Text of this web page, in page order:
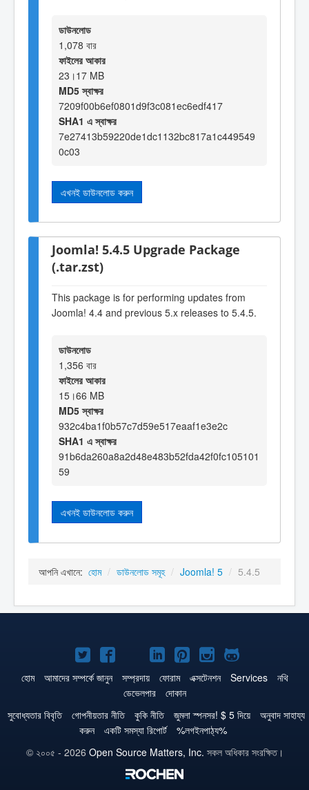
ডাউনলোড
1,078 বার
ফাইলের আকার
23।17 MB
MD5 স্বাক্ষর
7209f00b6ef0801d9f3c081ec6edf417
SHA1 এ স্বাক্ষর
7e27413b59220de1dc1132bc817a1c449549
0c03
এখনই ডাউনলোড করুন
Joomla! 5.4.5 Upgrade Package
(.tar.zst)
This package is for performing updates from
Joomla! 4.4 and previous 5.x releases to 5.4.5.
ডাউনলোড
1,356 বার
ফাইলের আকার
15।66 MB
MD5 স্বাক্ষর
932c4ba1f0b57c7d59e517eaaf1e3e2c
SHA1 এ স্বাক্ষর
91b6da260a8a2d48e483b52fda42f0fc105101
59
এখনই ডাউনলোড করুন
আপনি এখানে: হোম / ডাউনলোড সমূহ / Joomla! 5 / 5.4.5
টুইটার
এ
ফেসবুক
এ
জুমলা!
জুমলা
!
ইউটিউবে
লিঙ্কড্‌ইনে
জুমলা!
পিনটারেস্ট
এ
জুমলা!
ইন্সটাগ্রাম
এ
গিটহাব
এ
হোম আমাদের সম্পর্কে জানুন সম্প্রদায় ফোরাম এক্সটেনশন Services
নথি
ডেভেলপার
দোকান
সুবোধ্যতার বিবৃতি
গোপনীয়তার নীতি কুকি নীতি জুমলা স্পনসর! $ 5 দিয়ে
অনুবাদ সাহায্য
করুন
একটি সমস্যা রিপোর্ট
%লগইনপাঠ্য%
© ২০০৫ - 2026 Open Source Matters, Inc. সকল অধিকার সংরক্ষিত।